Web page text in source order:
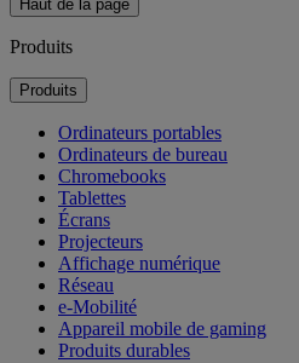
Haut de la page
Produits
Produits
Ordinateurs portables
Ordinateurs de bureau
Chromebooks
Tablettes
Écrans
Projecteurs
Affichage numérique
Réseau
e-Mobilité
Appareil mobile de gaming
Produits durables